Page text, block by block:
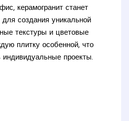
керамогранит станет
создания уникальной
текстуры и цветовые
плитку особенной, что
индивидуальные проекты.